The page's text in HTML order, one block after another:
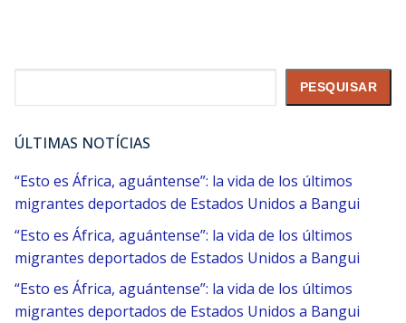
PESQUISAR
ÚLTIMAS NOTÍCIAS
“Esto es África, aguántense”: la vida de los últimos
migrantes deportados de Estados Unidos a Bangui
“Esto es África, aguántense”: la vida de los últimos
migrantes deportados de Estados Unidos a Bangui
“Esto es África, aguántense”: la vida de los últimos
migrantes deportados de Estados Unidos a Bangui